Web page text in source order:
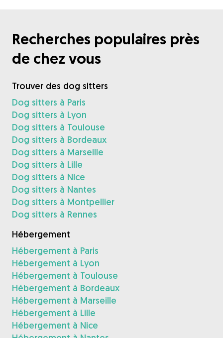
Recherches populaires près
de chez vous
Trouver des dog sitters
Dog sitters à Paris
Dog sitters à Lyon
Dog sitters à Toulouse
Dog sitters à Bordeaux
Dog sitters à Marseille
Dog sitters à Lille
Dog sitters à Nice
Dog sitters à Nantes
Dog sitters à Montpellier
Dog sitters à Rennes
Hébergement
Hébergement à Paris
Hébergement à Lyon
Hébergement à Toulouse
Hébergement à Bordeaux
Hébergement à Marseille
Hébergement à Lille
Hébergement à Nice